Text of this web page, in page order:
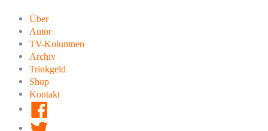
Inhalt
springen
Über
Autor
TV-Kolumnen
Archiv
Trinkgeld
Shop
Kontakt